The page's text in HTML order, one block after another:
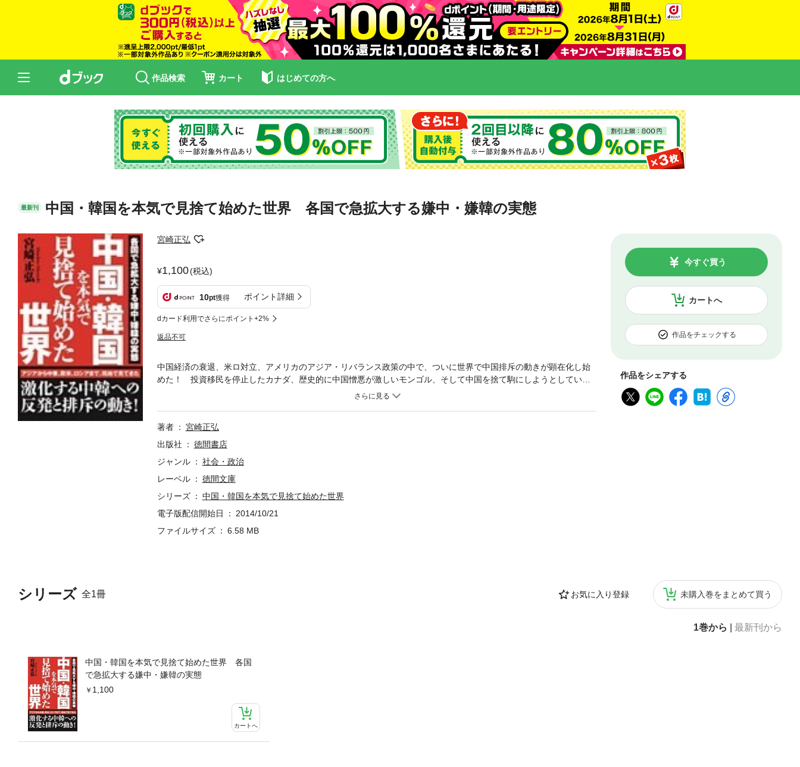
作品検索 カート はじめての方へ
最新刊 中国・韓国を本気で見捨て始めた世界 各国で急拡大する嫌中・嫌韓の実態
宮崎正弘
1,100(税込)
10pt獲得 ポイント詳細
dカード利用でさらにポイント+2%
返品不可
カートへ
今すぐ買う
作品をチェックする
作品をシェアする
シリーズ 全1冊 お気に入り登録 未購入巻をまとめて買う
1巻から 最新刊から
中国・韓国を本気で見捨て始めた世界 各国
で急拡大する嫌中・嫌韓の実態
1,100
カートへ
中国経済の衰退、米ロ対立、アメリカのアジア・リバランス政策の中で、ついに世界で中国排斥の動きが顕在化し始
めた！ 投資移民を停止したカナダ、歴史的に中国憎悪が激しいモンゴル、そして中国を捨て駒にしようとしている
ロシアなど、各国での中国離れを現地レポート！ さらには中国と急接近する韓国も経済的な危機が迫り、セウォル
著者
宮崎正弘
出版社
徳間書店
ジャンル
社会・政治
レーベル
徳間文庫
シリーズ
中国・韓国を本気で見捨て始めた世界
電子版配信開始日
2014/10/21
ファイルサイズ
6.58 MB